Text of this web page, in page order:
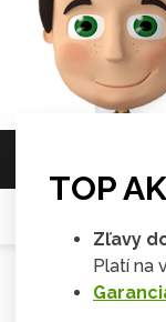
TOP
Zľavy
Platí na